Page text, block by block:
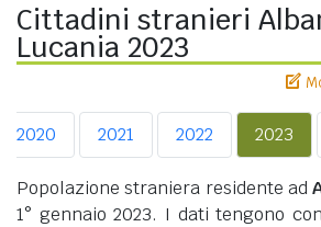
Cittadini stranieri
Lucania 2023
2020 2021 2022 2023
Popolazione straniera residente ad
1° gennaio 2023. I dati tengono